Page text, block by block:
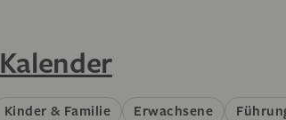
Kalender
Kinder & Familie Erwachsene